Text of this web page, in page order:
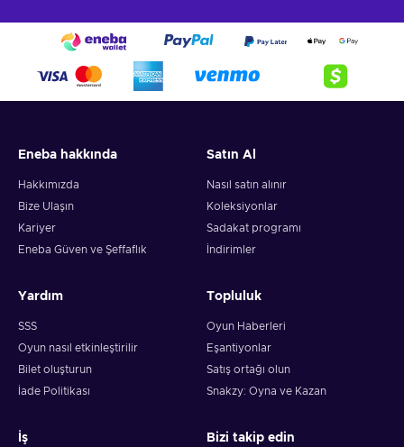
Eneba hakkında
Hakkımızda
Bize Ulaşın
Kariyer
Eneba Güven ve Şeffaflık
Satın Al
Nasıl satın alınır
Koleksiyonlar
Sadakat programı
İndirimler
Yardım
SSS
Oyun nasıl etkinleştirilir
Bilet oluşturun
İade Politikası
Topluluk
Oyun Haberleri
Eşantiyonlar
Satış ortağı olun
Snakzy: Oyna ve Kazan
İş Bizi takip edin